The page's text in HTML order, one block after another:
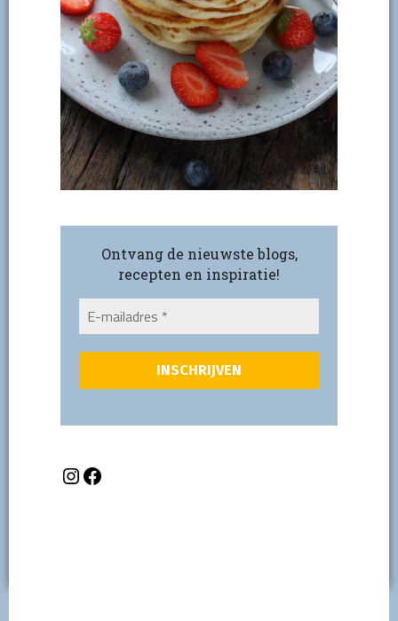
Ontvang de nieuwste blogs,
recepten en inspiratie!